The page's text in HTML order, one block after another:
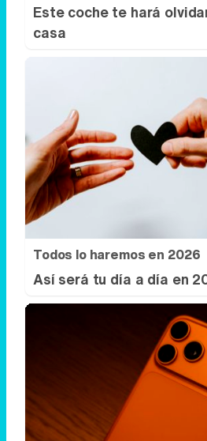
Este coche te hará
casa
Todos lo haremos en 2026
Así será tu día a día en